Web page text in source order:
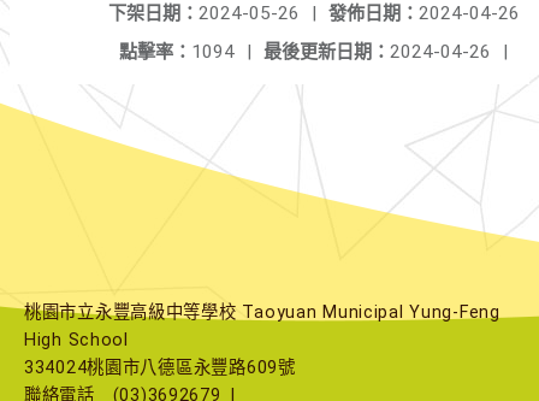
發佈日期： 2024-04-26
下架日期： 2024-05-26
|
最後更新日期： 2024-04-26 |
點擊率： 1094 |
桃園市立永豐高級中等學校 Taoyuan Municipal Yung-Feng
High School
334024桃園市八德區永豐路609號
聯絡電話
(03)3692679